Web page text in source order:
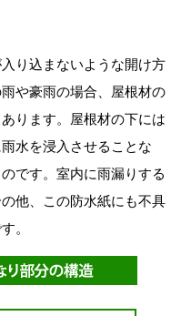
り込まないような開け方
や豪雨の場合、屋根材の
ります。屋根材の下には
水を浸入させることな
です。室内に雨漏りする
他、この防水紙にも不具
。